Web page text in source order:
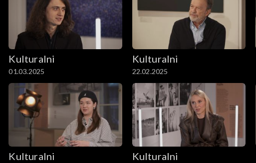
Kulturalni
01.03.2025
Kulturalni
22.02.2025
Kulturalni Kulturalni